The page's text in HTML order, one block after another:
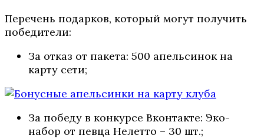
Перечень подарков, который могут получить
победители:
За отказ от пакета: 500 апельсинок на
карту сети;
За победу в конкурсе Вконтакте: Эко-
набор от певца Нелетто – 30 шт.;